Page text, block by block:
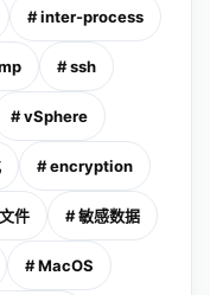
# inter-process
# ssh
# vSphere
# encryption
件 # 敏感数据
# MacOS